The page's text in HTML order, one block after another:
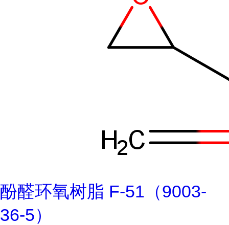
酚醛环氧树脂 F-51（9003-
36-5）